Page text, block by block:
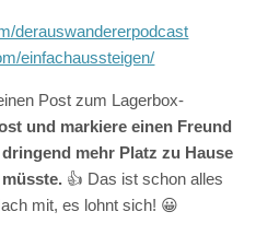
derauswandererpodcast
einfachaussteigen/
Post zum Lagerbox-
und markiere einen Freund
mehr Platz zu Hause
👍 Das ist schon alles
mit, es lohnt sich! 😀